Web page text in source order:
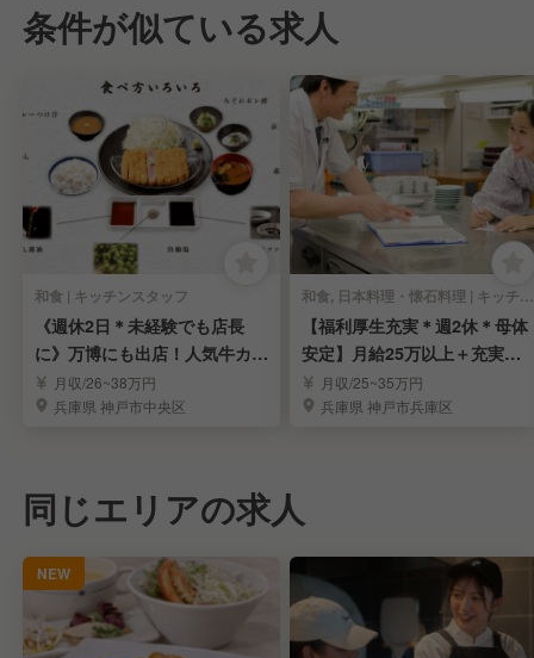
条件が似ている求人
和食 | キッチンスタッフ
《週休2日＊未経験でも店長
に》万博にも出店！人気牛カツ
専門店のスタッフ募集
月収/26~38万円
兵庫県 神戸市中央区
和食, 日本料理・懐石料理 | キッチンスタッフ
【福利厚生充実＊週2休＊母体
安定】月給25万以上＋充実の
福利厚生有
月収/25~35万円
兵庫県 神戸市兵庫区
同じエリアの求人
NEW